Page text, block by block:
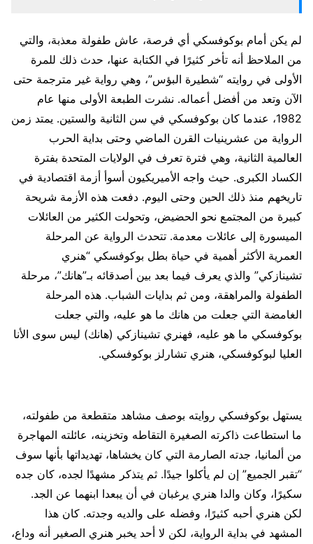
لم يكن أمام بوكوفسكي أي فرصة، عاش طفولة معذبة، والتي
من الملاحظ أنه تأخر كثيرًا في الكتابة عنها، حدث ذلك للمرة
الأولى في روايته “شطيرة البؤس”، وهي رواية غير مترجمة حتى
الآن وتعد من أفضل أعماله. نشرت الطبعة الأولى منها عام
1982، عندما كان بوكوفسكي في سن الثانية والستين. يمتد زمن
الرواية من عشرينيات القرن الماضي وحتى بداية الحرب
العالمية الثانية، وهي فترة تعرف في الولايات المتحدة بفترة
الكساد الكبرى. حيث واجه الأميريكيون أسوأ أزمة اقتصادية في
تاريخهم منذ ذلك الحين وحتى اليوم. دفعت هذه الأزمة شريحة
كبيرة من المجتمع نحو الحضيض، وتحولت الكثير من العائلات
الميسورة إلى عائلات معدمة. تتحدث الرواية عن المرحلة
العمرية الأكثر أهمية في حياة بطل بوكوفسكي “هنري
تشينازكي” والذي يعرف فيما بعد بين أصدقائه بـ”هانك”، مرحلة
الطفولة والمراهقة، ومن ثم بدايات الشباب. هذه المرحلة
الغامضة التي جعلت من هانك ما هو عليه، والتي جعلت
بوكوفسكي ما هو عليه، فهنري تشينازكي (هانك) ليس سوى الأنا
العليا لبوكوفسكي، هنري تشارلز بوكوفسكي.
يستهل بوكوفسكي روايته بوصف مشاهد متقطعة من طفولته،
ما استطاعت ذاكرته الصغيرة التقاطه وتخزينه، عائلته المهاجرة
من ألمانيا، جدته الصارمة التي كان يخشاها، تهديداتها بأنها سوف
“تقبر الجميع” إن لم يأكلوا جيدًا. ثم يتذكر مشهدًا لجده، كان جده
سكيرًا، وكان والدا هنري يرغبان في أن يبعدا ابنهما عن الجد.
لكن هنري أحبه كثيرًا، وفضله على والديه وجدته. كان هذا
المشهد في بداية الرواية، لكن لا أحد يخبر هنري الصغير أنه وداع،